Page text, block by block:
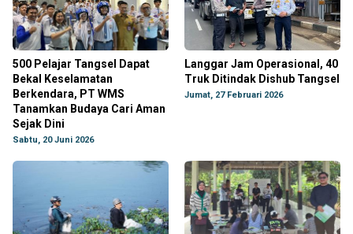
500 Pelajar Tangsel Dapat
Bekal Keselamatan
Berkendara, PT WMS
Tanamkan Budaya Cari Aman
Sejak Dini
Sabtu, 20 Juni 2026
Langgar Jam Operasional, 40
Truk Ditindak Dishub Tangsel
Jumat, 27 Februari 2026